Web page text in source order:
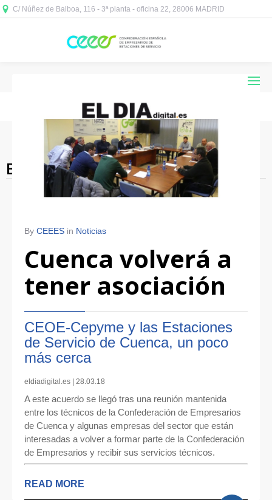
C/ Núñez de Balboa, 116 - 3ª planta - oficina 22, 28006 MADRID
Blog Archives
By CEEES in Noticias
Cuenca volverá a
tener asociación
CEOE-Cepyme y las Estaciones
de Servicio de Cuenca, un poco
más cerca
eldiadigital.es | 28.03.18
A este acuerdo se llegó tras una reunión mantenida
entre los técnicos de la Confederación de Empresarios
de Cuenca y algunas empresas del sector que están
interesadas a volver a formar parte de la Confederación
de Empresarios y recibir sus servicios técnicos.
READ MORE